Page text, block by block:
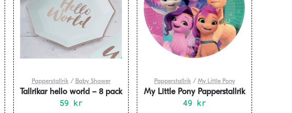
Papperstallrik/ Baby Shower
Tallrikar hello world – 8 pack
59 kr
Papperstallrik/ My Little Pony
My Little Pony Papperstallrik
23cm 8-pack
49 kr